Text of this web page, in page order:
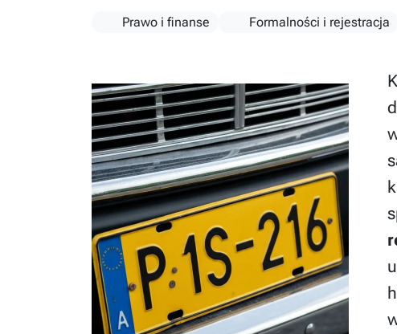
Prawo i finanse Formalności i rejestracja